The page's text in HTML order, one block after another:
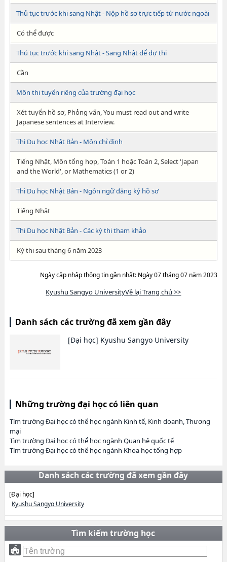
Thủ tục trước khi sang Nhật - Nộp hồ sơ trực tiếp từ nước ngoài
Có thể được
Thủ tục trước khi sang Nhật - Sang Nhật để dự thi
Cần
Môn thi tuyển riêng của trường đại học
Xét tuyển hồ sơ, Phỏng vấn, You must read out and write
Japanese sentences at Interview.
Thi Du học Nhật Bản - Môn chỉ định
Tiếng Nhật, Môn tổng hợp, Toán 1 hoặc Toán 2, Select 'Japan
and the World', or Mathematics (1 or 2)
Thi Du học Nhật Bản - Ngôn ngữ đăng ký hồ sơ
Tiếng Nhật
Thi Du học Nhật Bản - Các kỳ thi tham khảo
Kỳ thi sau tháng 6 năm 2023
Ngày cập nhập thông tin gần nhất: Ngày 07 tháng 07 năm 2023
Kyushu Sangyo UniversityVề lại Trang chủ >>
Danh sách các trường đã xem gần đây
[Đại học] Kyushu Sangyo University
Những trường đại học có liên quan
Tìm trường Đại học có thể học ngành Kinh tế, Kinh doanh, Thương
mại
Tìm trường Đại học có thể học ngành Quan hệ quốc tế
Tìm trường Đại học có thể học ngành Khoa học tổng hợp
Danh sách các trường đã xem gần đây
[Đại học]
Kyushu Sangyo University
Tìm kiếm trường học